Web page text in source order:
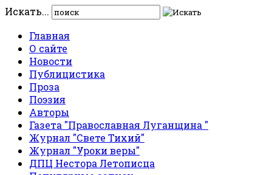
Искать...
Главная
О сайте
Новости
Публицистика
Проза
Поэзия
Авторы
Газета "Православная Луганщина "
Журнал "Свете Тихий"
Журнал "Уроки веры"
ДПЦ Нестора Летописца